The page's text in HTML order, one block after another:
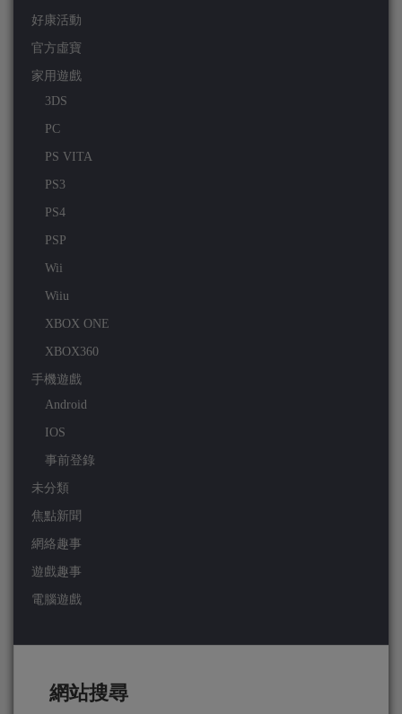
好康活動
官方虛寶
家用遊戲
3DS
PC
PS VITA
PS3
PS4
PSP
Wii
Wiiu
XBOX ONE
XBOX360
手機遊戲
Android
IOS
事前登錄
未分類
焦點新聞
網絡趣事
遊戲趣事
電腦遊戲
網站搜尋